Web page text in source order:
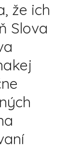
že ich
Slova